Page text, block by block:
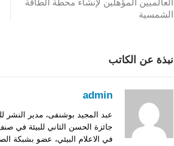
العالميين المؤهلين لإنشاء محطة الطاقة
الشمسية
نبذة عن الكاتب
admin
عبد المجيد بوشنفى، مدير النشر
جائزة الحسن الثاني للبيئة في صنف
في الاعلام البيئي، عضو بشبكة